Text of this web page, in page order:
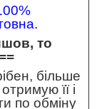
то
більше
її і
по обміну